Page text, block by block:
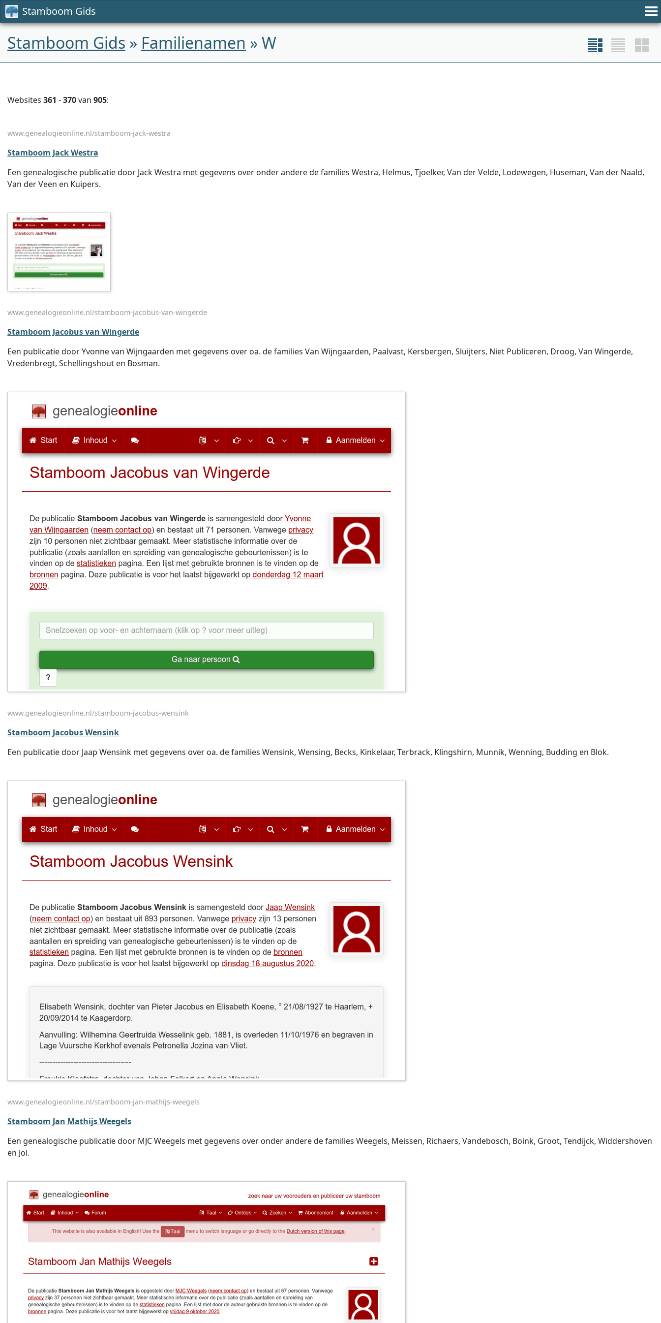
Stamboom Gids
Stamboom Gids » Familienamen » W
Websites 361 -370van 905:
www.genealogieonline.nl/stamboom-jack-westra
Stamboom Jack Westra
Een genealogische publicatie door Jack Westra met gegevens over onder andere de families Westra, Helmus, Tjoelker, Van der Velde, Lodewegen, Huseman, Van der Naald,
Van der Veen en Kuipers.
www.genealogieonline.nl/stamboom-jacobus-van-wingerde
Stamboom Jacobus van Wingerde
Een publicatie door Yvonne van Wijngaarden met gegevens over oa. de families Van Wijngaarden, Paalvast, Kersbergen, Sluijters, Niet Publiceren, Droog, Van Wingerde,
Vredenbregt, Schellingshout en Bosman.
www.genealogieonline.nl/stamboom-jacobus-wensink
Stamboom Jacobus Wensink
Een publicatie door Jaap Wensink met gegevens over oa. de families Wensink, Wensing, Becks, Kinkelaar, Terbrack, Klingshirn, Munnik, Wenning, Budding en Blok.
www.genealogieonline.nl/stamboom-jan-mathijs-weegels
Stamboom Jan Mathijs Weegels
Een genealogische publicatie door MJC Weegels met gegevens over onder andere de families Weegels, Meissen, Richaers, Vandebosch, Boink, Groot, Tendijck, Widdershoven
en Jol.